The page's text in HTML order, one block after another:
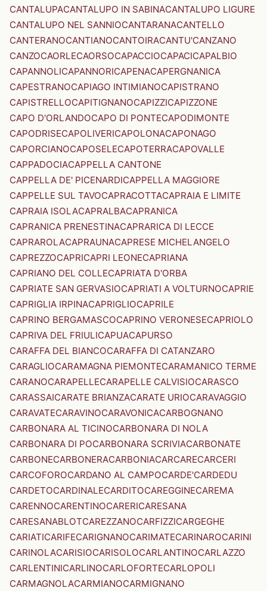
CANTALUPACANTALUPO IN SABINACANTALUPO LIGURE
CANTALUPO NEL SANNIOCANTARANACANTELLO
CANTERANOCANTIANOCANTOIRACANTU'CANZANO
CANZOCAORLECAORSOCAPACCIOCAPACICAPALBIO
CAPANNOLICAPANNORICAPENACAPERGNANICA
CAPESTRANOCAPIAGO INTIMIANOCAPISTRANO
CAPISTRELLOCAPITIGNANOCAPIZZICAPIZZONE
CAPO D'ORLANDOCAPO DI PONTECAPODIMONTE
CAPODRISECAPOLIVERICAPOLONACAPONAGO
CAPORCIANOCAPOSELECAPOTERRACAPOVALLE
CAPPADOCIACAPPELLA CANTONE
CAPPELLA DE' PICENARDICAPPELLA MAGGIORE
CAPPELLE SUL TAVOCAPRACOTTACAPRAIA E LIMITE
CAPRAIA ISOLACAPRALBACAPRANICA
CAPRANICA PRENESTINACAPRARICA DI LECCE
CAPRAROLACAPRAUNACAPRESE MICHELANGELO
CAPREZZOCAPRICAPRI LEONECAPRIANA
CAPRIANO DEL COLLECAPRIATA D'ORBA
CAPRIATE SAN GERVASIOCAPRIATI A VOLTURNOCAPRIE
CAPRIGLIA IRPINACAPRIGLIOCAPRILE
CAPRINO BERGAMASCOCAPRINO VERONESECAPRIOLO
CAPRIVA DEL FRIULICAPUACAPURSO
CARAFFA DEL BIANCOCARAFFA DI CATANZARO
CARAGLIOCARAMAGNA PIEMONTECARAMANICO TERME
CARANOCARAPELLECARAPELLE CALVISIOCARASCO
CARASSAICARATE BRIANZACARATE URIOCARAVAGGIO
CARAVATECARAVINOCARAVONICACARBOGNANO
CARBONARA AL TICINOCARBONARA DI NOLA
CARBONARA DI POCARBONARA SCRIVIACARBONATE
CARBONECARBONERACARBONIACARCARECARCERI
CARCOFOROCARDANO AL CAMPOCARDE'CARDEDU
CARDETOCARDINALECARDITOCAREGGINECAREMA
CARENNOCARENTINOCARERICARESANA
CARESANABLOTCAREZZANOCARFIZZICARGEGHE
CARIATICARIFECARIGNANOCARIMATECARINAROCARINI
CARINOLACARISIOCARISOLOCARLANTINOCARLAZZO
CARLENTINICARLINOCARLOFORTECARLOPOLI
CARMAGNOLACARMIANOCARMIGNANO